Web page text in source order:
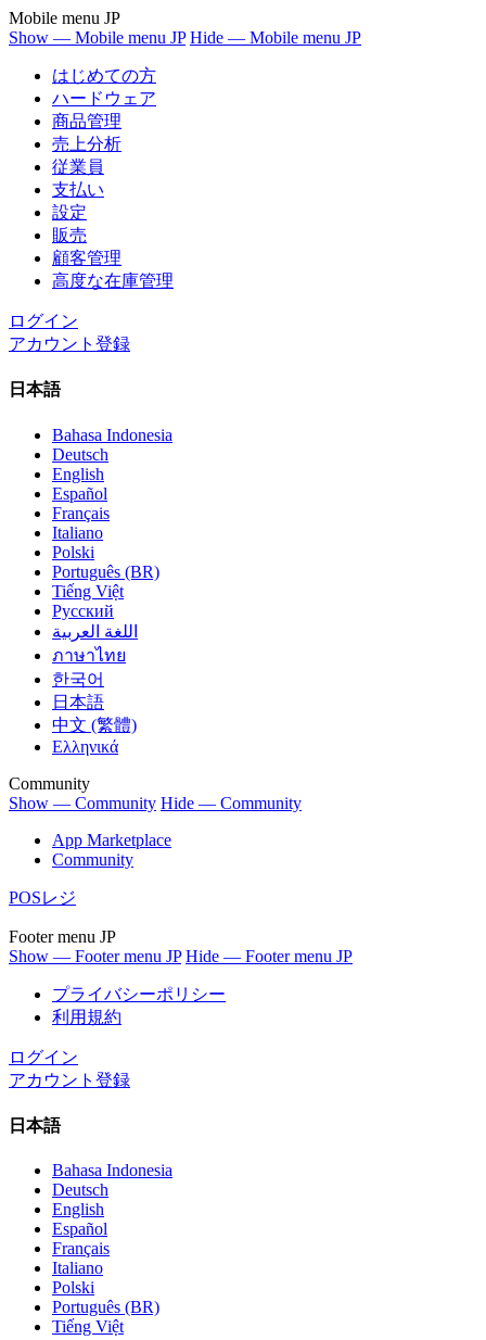
Mobile menu JP
Show — Mobile menu JP Hide — Mobile menu JP
はじめての方
ハードウェア
商品管理
売上分析
従業員
支払い
設定
販売
顧客管理
高度な在庫管理
ログイン
アカウント登録
日本語
Bahasa Indonesia
Deutsch
English
Español
Français
Italiano
Polski
Português (BR)
Tiếng Việt
Русский
اللغة العربية
ภาษาไทย
한국어
日本語
中文 (繁體)
Ελληνικά
Community
Show — Community Hide — Community
App Marketplace
Community
POSレジ
Footer menu JP
Show — Footer menu JP Hide — Footer menu JP
プライバシーポリシー
利用規約
ログイン
アカウント登録
日本語
Bahasa Indonesia
Deutsch
English
Español
Français
Italiano
Polski
Português (BR)
Tiếng Việt